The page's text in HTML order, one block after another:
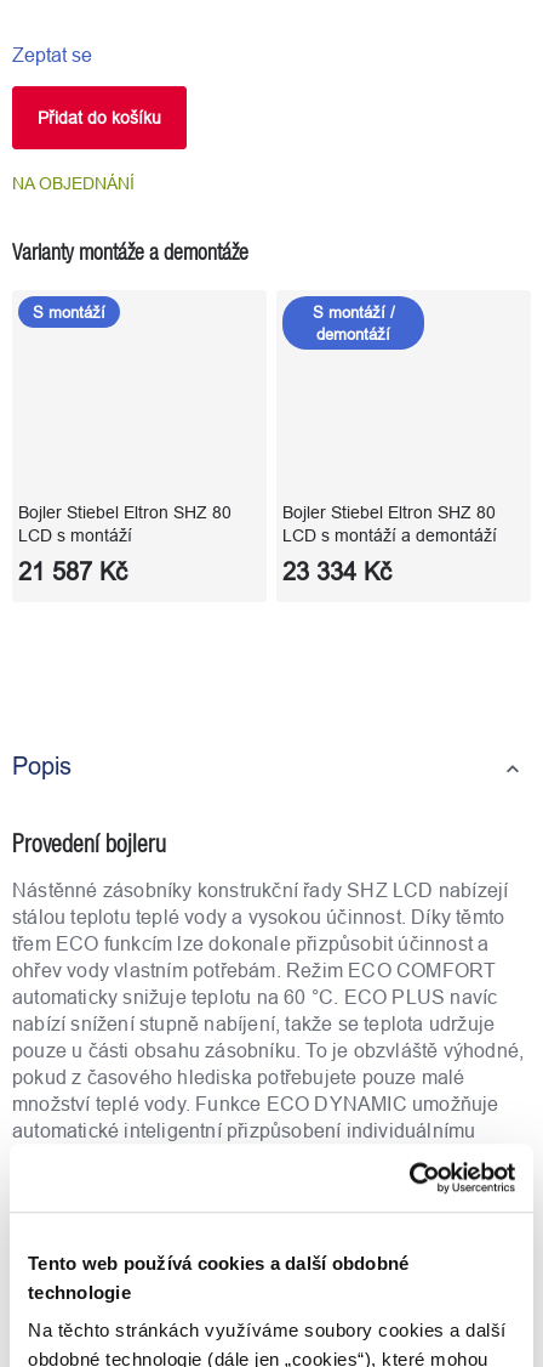
Tento web používá cookies a další obdobné
technologie
Na těchto stránkách využíváme soubory cookies a další
obdobné technologie (dále jen „cookies“), které mohou
NA OBJEDNÁNÍ
Přidat do košíku
Zeptat se
Varianty montáže a demontáže
S montáží
Bojler Stiebel Eltron SHZ 80
LCD s montáží
21 587 Kč
S montáží /
demontáží
Bojler Stiebel Eltron SHZ 80
LCD s montáží a demontáží
23 334 Kč
Popis
Provedení bojleru
Nástěnné zásobníky konstrukční řady SHZ LCD nabízejí
stálou teplotu teplé vody a vysokou účinnost. Díky těmto
třem ECO funkcím lze dokonale přizpůsobit účinnost a
ohřev vody vlastním potřebám. Režim ECO COMFORT
automaticky snižuje teplotu na 60 °C. ECO PLUS navíc
nabízí snížení stupně nabíjení, takže se teplota udržuje
pouze u části obsahu zásobníku. To je obzvláště výhodné,
pokud z časového hlediska potřebujete pouze malé
množství teplé vody. Funkce ECO DYNAMIC umožňuje
automatické inteligentní přizpůsobení individuálnímu
způsobu odběru. Zásobníky jsou dodávány v šesti různých
objemech od 30 do 150 litrů. Základní nastavení se
provádí jednorázově na digitálním ovládacím panelu a
zobrazuje dostupné množství teplé vody, odběr energie,
požadovanou nastavenou teplotu a různé další údaje o